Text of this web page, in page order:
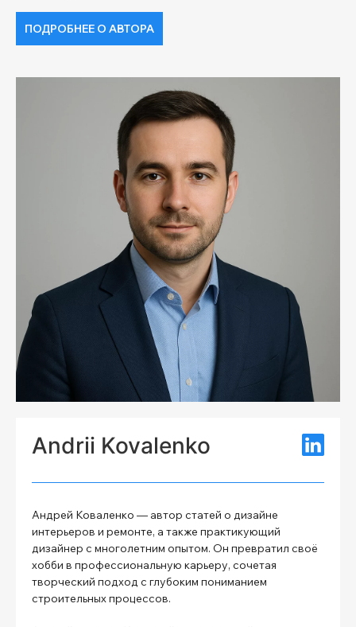
ПОДРОБНЕЕ О АВТОРА
Andrii Kovalenko
Андрей Коваленко — автор статей о дизайне
интерьеров и ремонте, а также практикующий
дизайнер с многолетним опытом. Он превратил своё
хобби в профессиональную карьеру, сочетая
творческий подход с глубоким пониманием
строительных процессов.